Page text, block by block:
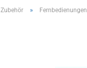
KLASSIKER
Zubehör » Fernbedienungen